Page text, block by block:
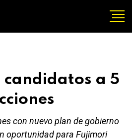
a 5
con nuevo plan de gobierno
oportunidad para Fujimori